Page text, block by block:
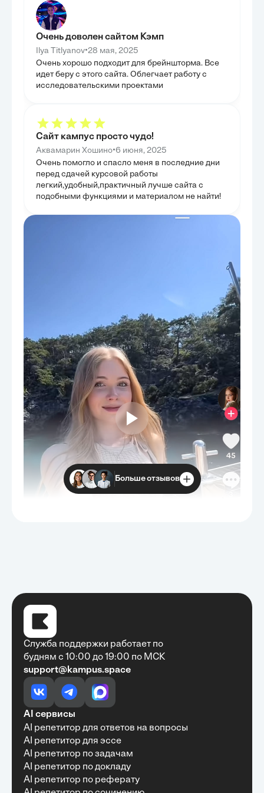
Очень доволен сайтом Кэмп
Ilya Titlyanov•28 мая, 2025
Очень хорошо подходит для брейншторма. Все
идет беру с этого сайта. Облегчает работу с
исследовательскими проектами
Сайт кампус просто чудо!
Аквамарин Хошино•6 июня, 2025
Очень помогло и спасло меня в последние дни
перед сдачей курсовой работы
легкий,удобный,практичный лучше сайта с
подобными функциями и материалом не найти!
Очень быстро, недорого, качественно,
доступно
Алексей Антонов•27 мая, 2025
Обучение с Кампус Хаб — очень экономит
полезной информации. Рекомендую ...
Рекомендую Кампус АИ всем, кто хочет
Больше отзывов
Служба поддержки работает по
будням с 10:00 до 19:00 по МСК
support@kampus.space
AI сервисы
AI репетитор для ответов на вопросы
AI репетитор для эссе
AI репетитор по задачам
AI репетитор по докладу
AI репетитор по реферату